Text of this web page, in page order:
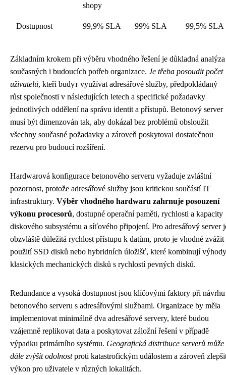
shopy
Dostupnost 99,9% SLA 99% SLA 99,5% SLA
Základním krokem při výběru vhodného řešení je důkladná analýza
současných i budoucích potřeb organizace. Je třeba posoudit počet
uživatelů, kteří budут využívat adresářové služby, předpokládaný
růst společnosti v následujících letech a specifické požadavky
jednotlivých oddělení na správu identit a přístupů. Betonový server
musí být dimenzován tak, aby dokázal bez problémů obsloužit
všechny současné požadavky a zároveň poskytoval dostatečnou
rezervu pro budoucí rozšíření.
Hardwarová konfigurace betonového serveru vyžaduje zvláštní
pozornost, protože adresářové služby jsou kritickou součástí IT
infrastruktury. Výběr vhodného hardwaru zahrnuje posouzení
výkonu procesorů, dostupné operační paměti, rychlosti a kapacity
diskového subsystému a síťového připojení. Pro adresářový server
obzvláště důležitá rychlost přístupu k datům, proto je vhodné zvážit
použití SSD disků nebo hybridních úložišť, které kombinují výhody
klasických mechanických disků s rychlostí pevných disků.
Redundance a vysoká dostupnost jsou klíčovými faktory při návrhu
betonového serveru s adresářovými službami. Organizace by měla
implementovat minimálně dva adresářové servery, které budou
vzájemně replikovat data a poskytovat záložní řešení v případě
výpadku primárního systému. Geografická distribuce serverů může
dále zvýšit odolnostproti katastrofickým událostem a zároveň
výkon pro uživatele v různých lokalitách.